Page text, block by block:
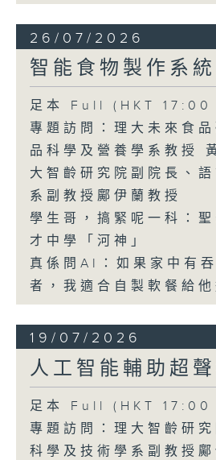
26/07/2026
智能食物製作系統
足本 Full (HKT
專題訪問：理大未來食
品科學及營養學系教授
大智齡研究院副院長、
系副教授鄺伊蘭教授
學生哥，搞緊呢一科：
才中學「河神」
真係問AI：如果家中有
者，我適合自製軟餐給他
19/07/2026
人工智能輔助超
足本 Full (HKT
專題訪問：理大智齡研
科學及技術學系副教授